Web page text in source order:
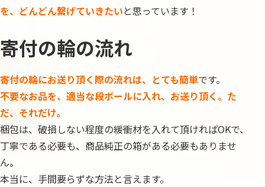
を、どんどん繋げていきたいと思っています！
寄付の輪の流れ
寄付の輪にお送り頂く際の流れは、とても簡単です。
不要なお品を、適当な段ボールに入れ、お送り頂く。た
だ、それだけ。
梱包は、破損しない程度の緩衝材を入れて頂ければOKで、
丁寧である必要も、商品純正の箱がある必要もありませ
ん。
本当に、手間要らずな方法と言えます。